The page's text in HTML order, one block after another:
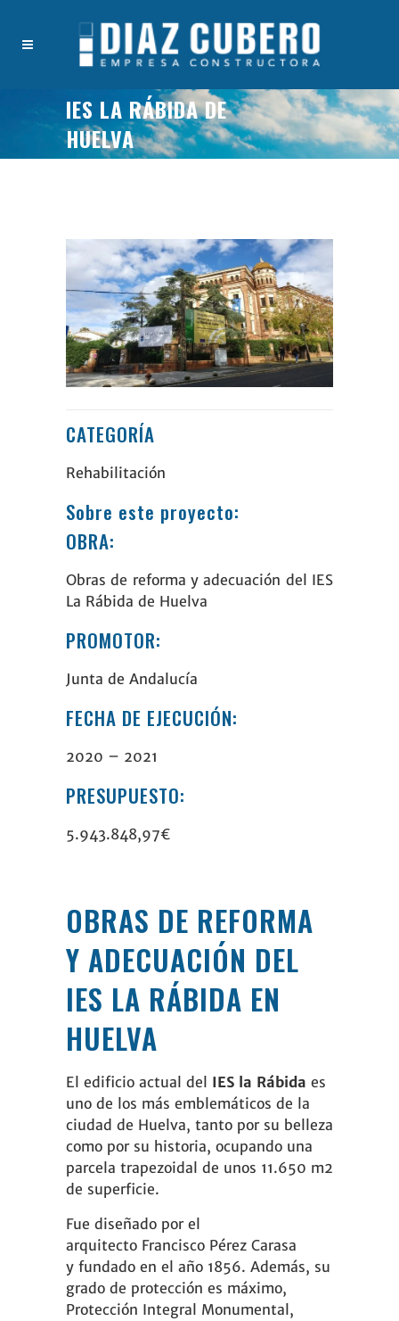
IES LA RÁBIDA DE
HUELVA
CATEGORÍA
Rehabilitación
Sobre este proyecto:
OBRA:
Obras de reforma y adecuación del IES
La Rábida de Huelva
PROMOTOR:
Junta de Andalucía
FECHA DE EJECUCIÓN:
2020 – 2021
PRESUPUESTO:
5.943.848,97€
OBRAS DE REFORMA
Y ADECUACIÓN DEL
IES LA RÁBIDA EN
HUELVA
El edificio actual del IES la Rábida es
uno de los más emblemáticos de la
ciudad de Huelva, tanto por su belleza
como por su historia, ocupando una
parcela trapezoidal de unos 11.650 m2
de superficie.
Fue diseñado por el
arquitecto Francisco Pérez Carasa
y fundado en el año 1856. Además, su
grado de protección es máximo,
Protección Integral Monumental,